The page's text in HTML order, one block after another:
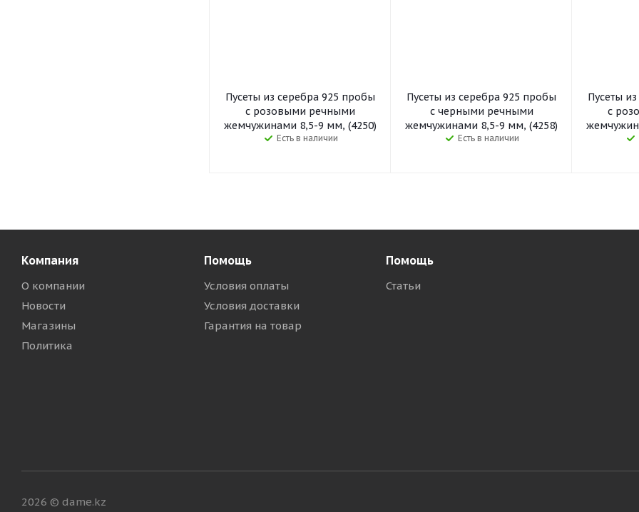
Пусеты из серебра 925 пробы
с розовыми речными
жемчужинами 8,5-9 мм, (4250)
Есть в наличии
Пусеты из серебра 925 пробы
с черными речными
жемчужинами 8,5-9 мм, (4258)
Есть в наличии
Пусеты
с
Компания
О компании
Новости
Магазины
Политика
Помощь
Условия оплаты
Условия доставки
Гарантия на товар
Помощь
Статьи
2026 © dame.kz